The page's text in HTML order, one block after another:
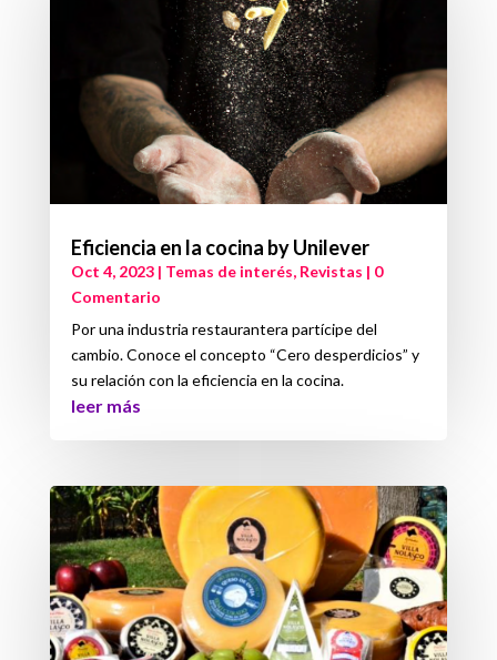
Eficiencia en la cocina by Unilever
Oct 4, 2023| Temas de interés, Revistas | 0
Comentario
Por una industria restaurantera partícipe del
cambio. Conoce el concepto “Cero desperdicios” y
su relación con la eficiencia en la cocina.
leer más